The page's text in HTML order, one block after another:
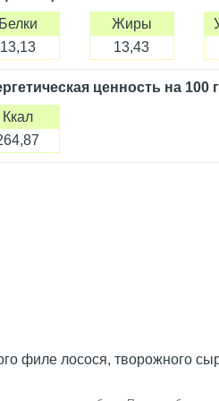
13,13
Жиры
13,43
ценностьна 100 г
Ккал
филе лосося, творожного